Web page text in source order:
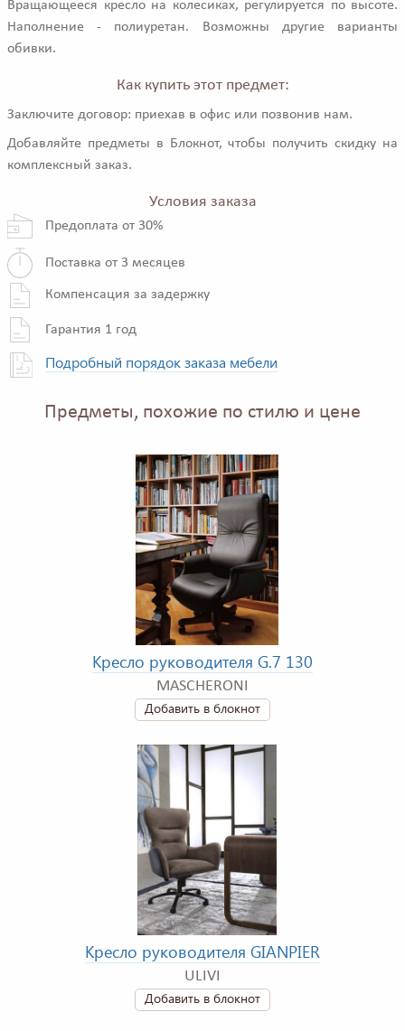
Вращающееся кресло на колесиках, регулируется по высоте.
Наполнение - полиуретан. Возможны другие варианты
обивки.
Как купить этот предмет:
Заключите договор: приехав в офис или позвонив нам.
Добавляйте предметы в Блокнот, чтобы получить скидку на
комплексный заказ.
Условия заказа
Предоплата от 30%
Поставка от 3 месяцев
Компенсация за задержку
Гарантия 1 год
Подробный порядок заказа мебели
Предметы, похожие по стилю и цене
Кресло руководителя G.7 130
MASCHERONI
Добавить в блокнот
Кресло руководителя GIANPIER
ULIVI
Добавить в блокнот